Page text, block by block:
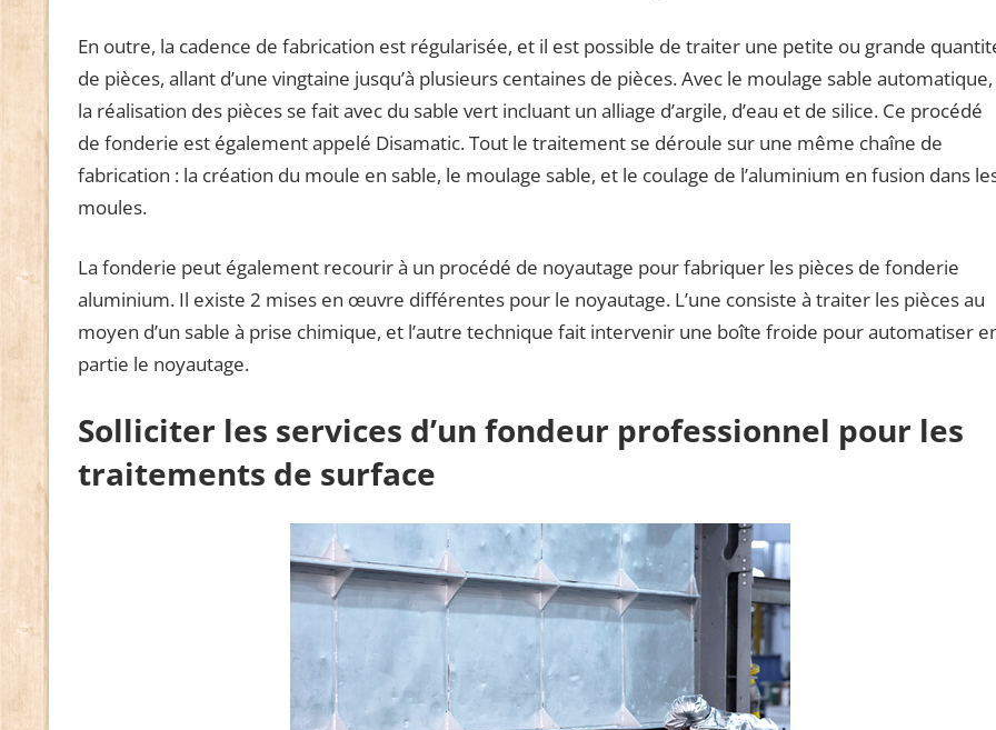
En outre, la cadence de fabrication est régularisée, et il est possible de traiter une petite ou grande
de pièces, allant d’une vingtaine jusqu’à plusieurs centaines de pièces. Avec le moulage sable automatique,
la réalisation des pièces se fait avec du sable vert incluant un alliage d’argile, d’eau et de silice. Ce procédé
de fonderie est également appelé Disamatic. Tout le traitement se déroule sur une même chaîne de
fabrication : la création du moule en sable, le moulage sable, et le coulage de l’aluminium en fusion dans
moules.
La fonderie peut également recourir à un procédé de noyautage pour fabriquer les pièces de fonderie
aluminium. Il existe 2 mises en œuvre différentes pour le noyautage. L’une consiste à traiter les pièces au
moyen d’un sable à prise chimique, et l’autre technique fait intervenir une boîte froide pour automatiser
partie le noyautage.
Solliciter les services d’un fondeur professionnel pour les
traitements de surface